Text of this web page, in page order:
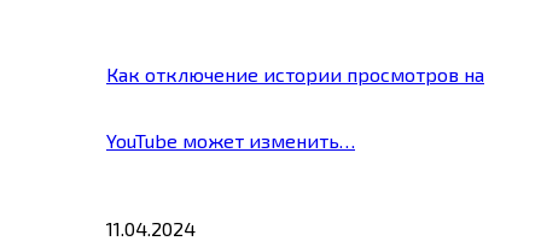
Как отключение истории просмотров на
YouTube может изменить…
11.04.2024